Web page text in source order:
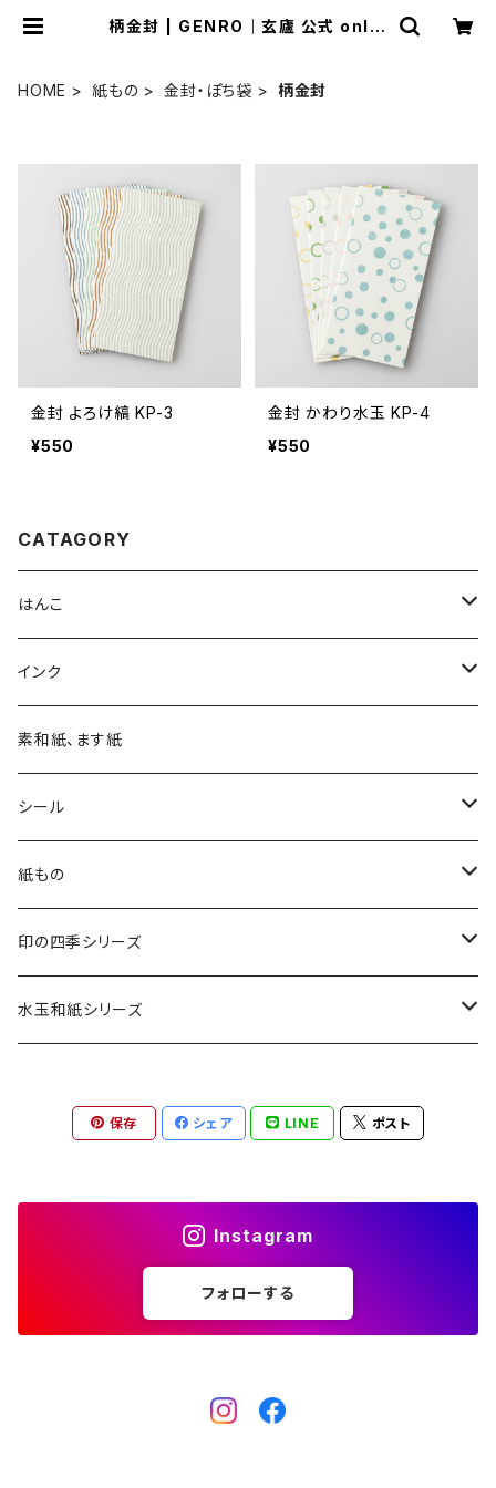
柄金封 | GENRO｜玄廬 公式 onlin
HOME 紙もの 金封・ぽち袋 柄金封
金封 よろけ縞 KP-3
¥550
金封 かわり水玉 KP-4
¥550
CATAGORY
はんこ
四季の印
四季の印・こばこ
木印
文字印
インク
アートニックS
デリカータ
バーサカラー
素和紙、ます紙
シール
四季シール
紙もの
カード・はがき
カード
好日はがき
レターセット・便箋
水玉レターセット
和便箋
和封筒
金封・ぽち袋
水玉和紙金封
水玉和紙ぽち袋
キラ引き簾の目
印の四季シリーズ
四季の印
四季シール
好日はがき
図柄入りA5レターセット
水玉和紙シリーズ
水玉和紙金封
水玉和紙ぽち袋
保存 シェア LINE ポスト
Instagram
フォローする